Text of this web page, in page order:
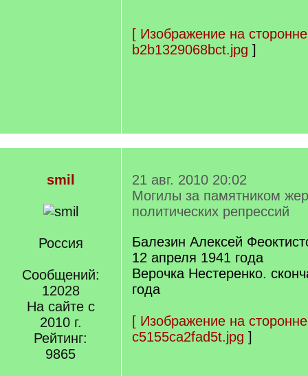
[ Изображение на
b2b1329068bct.jpg ]
smil
Россия
Сообщений:
12028
На сайте с
2010 г.
Рейтинг:
9865
21 авг. 2010 20:02
Могилы за памятником
политических репрессий
Балезин Алексей
12 апреля 1941 года
Верочка Нестеренко.
года
[ Изображение на
c5155ca2fad5t.jpg ]